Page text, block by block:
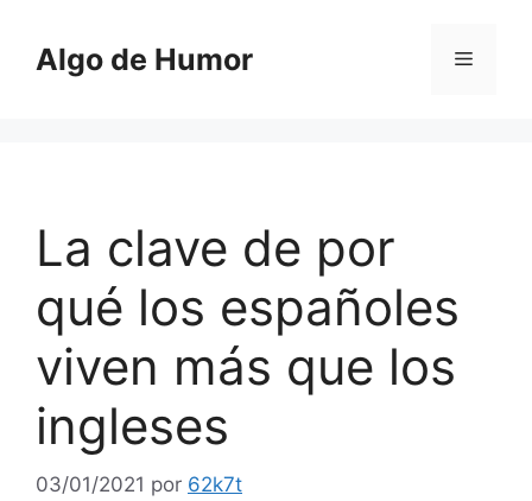
contenido
Algo de Humor Menú
La clave de por
qué los españoles
viven más que los
ingleses
03/01/2021 por 62k7t